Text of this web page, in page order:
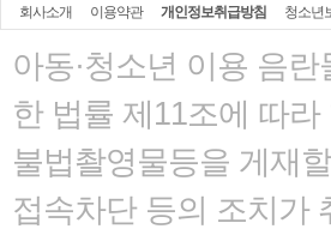
회사소개 이용약관 개인정보취급방침 청소년
아동·청소년 이용 음
한 법률 제11조에 따
불법촬영물등을 게재
접속차단 등의 조치가